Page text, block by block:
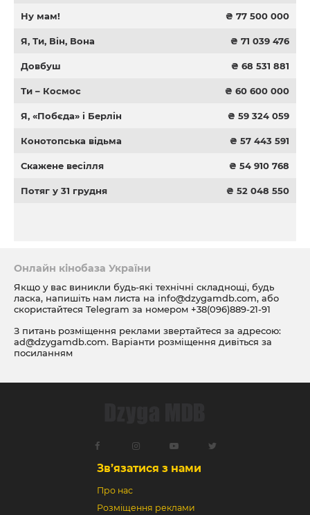
Ну мам! ₴ 77 500 000
Я, Ти, Він, Вона ₴ 71 039 476
Довбуш ₴ 68 531 881
Ти – Космос ₴ 60 600 000
Я, «Побєда» і Берлін ₴ 59 324 059
Конотопська відьма ₴ 57 443 591
Скажене весілля ₴ 54 910 768
Потяг у 31 грудня ₴ 52 048 550
Онлайн кінобаза України
Якщо у вас виникли будь-які технічні складнощі, будь
ласка, напишіть нам листа на info@dzygamdb.com, або
скористайтеся Telegram за номером +38(096)889-21-91
З питань розміщення реклами звертайтеся за адресою:
ad@dzygamdb.com. Варіанти розміщення дивіться за
посиланням
Зв’язатися з нами
Про нас
Розміщення реклами